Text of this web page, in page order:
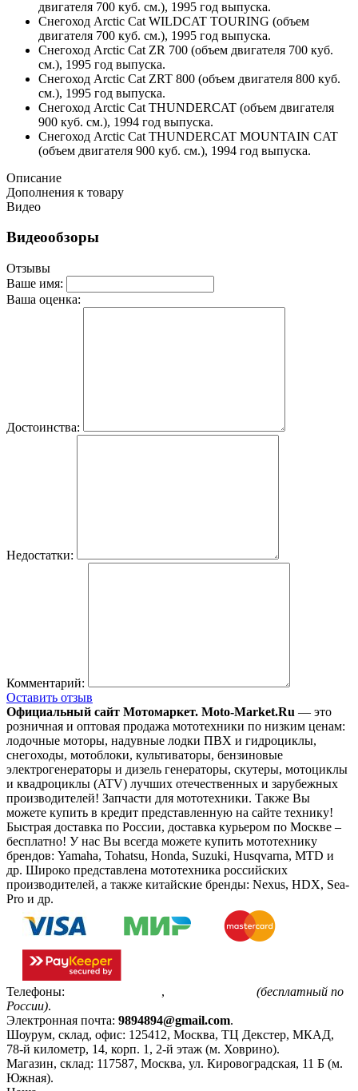
двигателя 700 куб. см.), 1995 год выпуска.
Снегоход Arctic Cat WILDCAT TOURING (объем
двигателя 700 куб. см.), 1995 год выпуска.
Снегоход Arctic Cat ZR 700 (объем двигателя 700 куб.
см.), 1995 год выпуска.
Снегоход Arctic Cat ZRT 800 (объем двигателя 800 куб.
см.), 1995 год выпуска.
Снегоход Arctic Cat THUNDERCAT (объем двигателя
900 куб. см.), 1994 год выпуска.
Снегоход Arctic Cat THUNDERCAT MOUNTAIN CAT
(объем двигателя 900 куб. см.), 1994 год выпуска.
Описание
Дополнения к товару
Видео
Видеообзоры
Отзывы
Ваше имя:
Ваша оценка:
Достоинства:
Недостатки:
Комментарий:
Оставить отзыв
Официальный сайт Мотомаркет. Moto-Market.Ru — это
розничная и оптовая продажа мототехники по низким ценам:
лодочные моторы, надувные лодки ПВХ и гидроциклы,
снегоходы, мотоблоки, культиваторы, бензиновые
электрогенераторы и дизель генераторы, скутеры, мотоциклы
и квадроциклы (ATV) лучших отечественных и зарубежных
производителей! Запчасти для мототехники. Также Вы
можете купить в кредит представленную на сайте технику!
Быстрая доставка по России, доставка курьером по Москве –
бесплатно! У нас Вы всегда можете купить мототехнику
брендов: Yamaha, Tohatsu, Honda, Suzuki, Husqvarna, MTD и
др. Широко представлена мототехника российских
производителей, а также китайские бренды: Nexus, HDX, Sea-
Pro и др.
Телефоны: ,
(бесплатный по
России).
Электронная почта: 9894894@gmail.com.
Шоурум, склад, офис: 125412, Москва, ТЦ Декстер, МКАД,
78-й километр, 14, корп. 1, 2-й этаж (м. Ховрино).
Магазин, склад: 117587, Москва, ул. Кировоградская, 11 Б (м.
Южная).